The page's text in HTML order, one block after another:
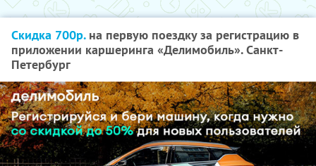
Скидка 700р.на первую поездку за регистрацию в
приложении каршеринга «Делимобиль». Санкт-
Петербург